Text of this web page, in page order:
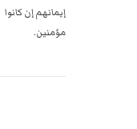
إيمانهم إن كانوا
مؤمنين.